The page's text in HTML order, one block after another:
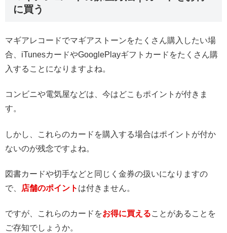
に買う
マギアレコードでマギアストーンをたくさん購入したい場
合、iTunesカードやGooglePlayギフトカードをたくさん購
入することになりますよね。
コンビニや電気屋などは、今はどこもポイントが付きま
す。
しかし、これらのカードを購入する場合はポイントが付か
ないのが残念ですよね。
図書カードや切手などと同じく金券の扱いになりますの
で、
店舗のポイント は付きません。
ですが、これらのカードをお得に買えることがあることを
ご存知でしょうか。